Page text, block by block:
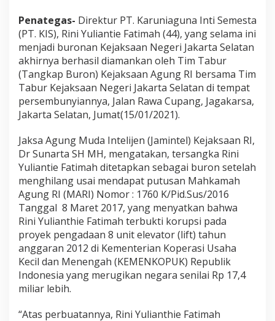
n
a
n
K
o
r
u
p
s
i
M
Penategas- Direktur PT. Karuniaguna Inti Semesta
(PT. KIS), Rini Yuliantie Fatimah (44), yang selama ini
menjadi buronan Kejaksaan Negeri Jakarta Selatan
akhirnya berhasil diamankan oleh Tim Tabur
(Tangkap Buron) Kejaksaan Agung RI bersama Tim
Tabur Kejaksaan Negeri Jakarta Selatan di tempat
persembunyiannya, Jalan Rawa Cupang, Jagakarsa,
Jakarta Selatan, Jumat(15/01/2021).
Jaksa Agung Muda Intelijen (Jamintel) Kejaksaan RI,
Dr Sunarta SH MH, mengatakan, tersangka Rini
Yuliantie Fatimah ditetapkan sebagai buron setelah
menghilang usai mendapat putusan Mahkamah
Agung RI (MARI) Nomor : 1760 K/Pid.Sus/2016
Tanggal 8 Maret 2017, yang menyatkan bahwa
Rini Yulianthie Fatimah terbukti korupsi pada
proyek pengadaan 8 unit elevator (lift) tahun
anggaran 2012 di Kementerian Koperasi Usaha
Kecil dan Menengah (KEMENKOPUK) Republik
Indonesia yang merugikan negara senilai Rp 17,4
miliar lebih.
“Atas perbuatannya, Rini Yulianthie Fatimah